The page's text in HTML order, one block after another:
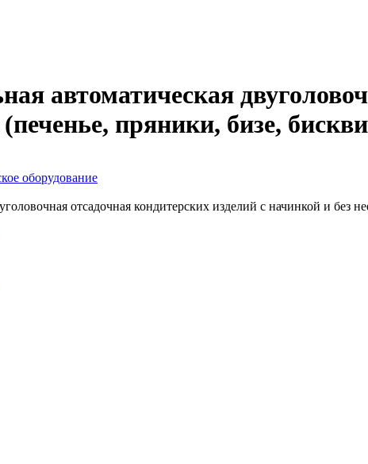
автоматическая
(печенье, пряники, бизе,
оборудование
отсадочная кондитерских изделий с начинкой и без